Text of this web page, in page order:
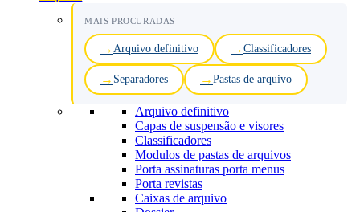
MAIS PROCURADAS
Arquivo definitivo Classificadores
Separadores Pastas de arquivo
Arquivo definitivo
Capas de suspensão e visores
Classificadores
Modulos de pastas de arquivos
Porta assinaturas porta menus
Porta revistas
Caixas de arquivo